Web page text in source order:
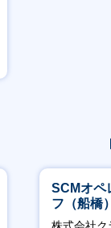
SCMオペ
フ（船橋
迎】